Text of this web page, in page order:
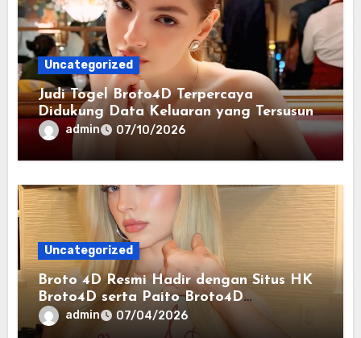
Uncategorized
Judi Togel Broto4D Terpercaya
Didukung Data Keluaran yang Tersusun
Rapiadmin 07/10/2026
Uncategorized
Broto 4D Resmi Hadir dengan Situs HK
Broto4D serta Paito Broto4D
Terlengkap
admin 07/04/2026